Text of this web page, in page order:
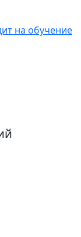
на обучение